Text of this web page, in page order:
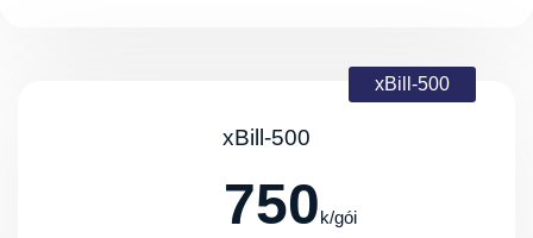
xBill-500
xBill-500
750k/gói